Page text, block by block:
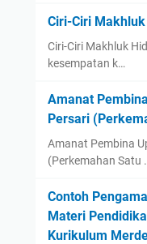
Ciri-Ciri Makhluk
Ciri-Ciri Makhluk
kesempatan k…
Amanat
Persari
Amanat Pembina
(Perkemahan Satu
Contoh
Materi
Kurikulum